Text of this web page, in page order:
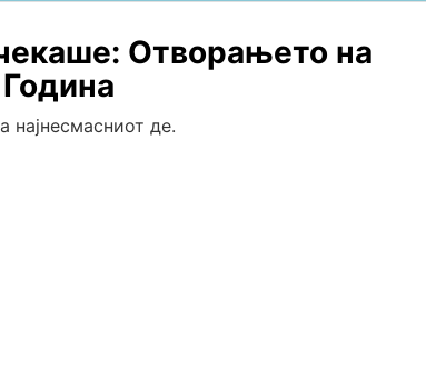
Отворањето на
најнесмасниот де.